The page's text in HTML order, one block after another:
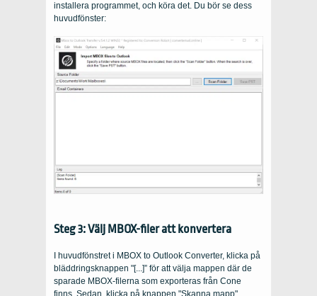
installera programmet, och köra det. Du bör se dess
huvudfönster:
Steg 3: Välj MBOX-filer att konvertera
I huvudfönstret i MBOX to Outlook Converter, klicka på
bläddringsknappen "[...]” för att välja mappen där de
sparade MBOX-filerna som exporteras från Cone